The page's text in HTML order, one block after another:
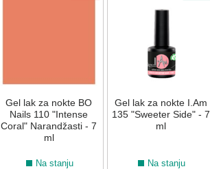
Gel lak za nokte BO
Nails 110 "Intense
Coral" Narandžasti - 7
ml
Na stanju
Gel lak za nokte I.Am
135 "Sweeter Side" - 7
ml
Na stanju